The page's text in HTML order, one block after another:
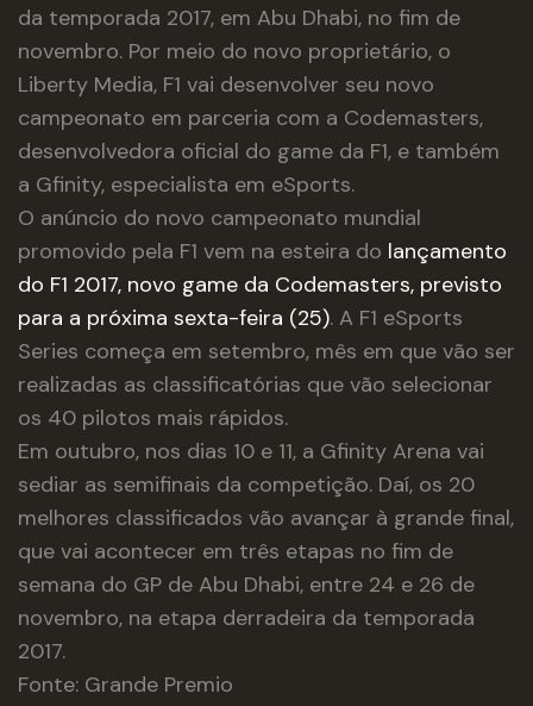
da temporada 2017, em Abu Dhabi, no fim de
novembro. Por meio do novo proprietário, o
Liberty Media, F1 vai desenvolver seu novo
campeonato em parceria com a Codemasters,
desenvolvedora oficial do game da F1, e também
a Gfinity, especialista em eSports.
O anúncio do novo campeonato mundial
promovido pela F1 vem na esteira do lançamento
do F1 2017, novo game da Codemasters, previsto
para a próxima sexta-feira (25). A F1 eSports
Series começa em setembro, mês em que vão ser
realizadas as classificatórias que vão selecionar
os 40 pilotos mais rápidos.
Em outubro, nos dias 10 e 11, a Gfinity Arena vai
sediar as semifinais da competição. Daí, os 20
melhores classificados vão avançar à grande final,
que vai acontecer em três etapas no fim de
semana do GP de Abu Dhabi, entre 24 e 26 de
novembro, na etapa derradeira da temporada
2017.
Fonte: Grande Premio